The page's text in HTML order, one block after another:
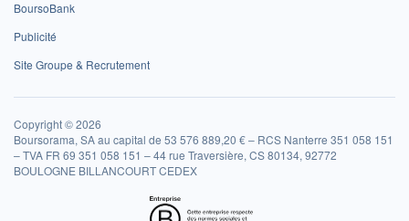
BoursoBank
Publicité
Site Groupe & Recrutement
Copyright © 2026
Boursorama, SA au capital de 53 576 889,20 € – RCS Nanterre 351 058 151
– TVA FR 69 351 058 151 – 44 rue Traversière, CS 80134, 92772
BOULOGNE BILLANCOURT CEDEX